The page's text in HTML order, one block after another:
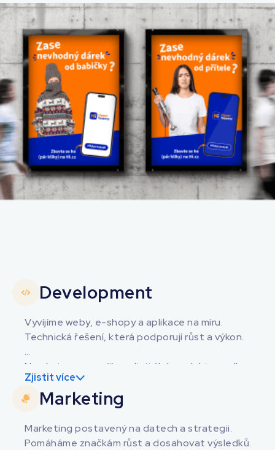
Development
Vyvíjíme weby, e-shopy a aplikace na míru.
Technická řešení, která podporují růst a výkon.
Navrhujeme a vyvíjíme digitální produkty podle
reálných potřeb klienta. Od jednoduchých webů
až po komplexní systémy a integrace.
Zjistit více
Marketing
Marketing postavený na datech a strategii.
Pomáháme značkám růst a dosahovat výsledků.